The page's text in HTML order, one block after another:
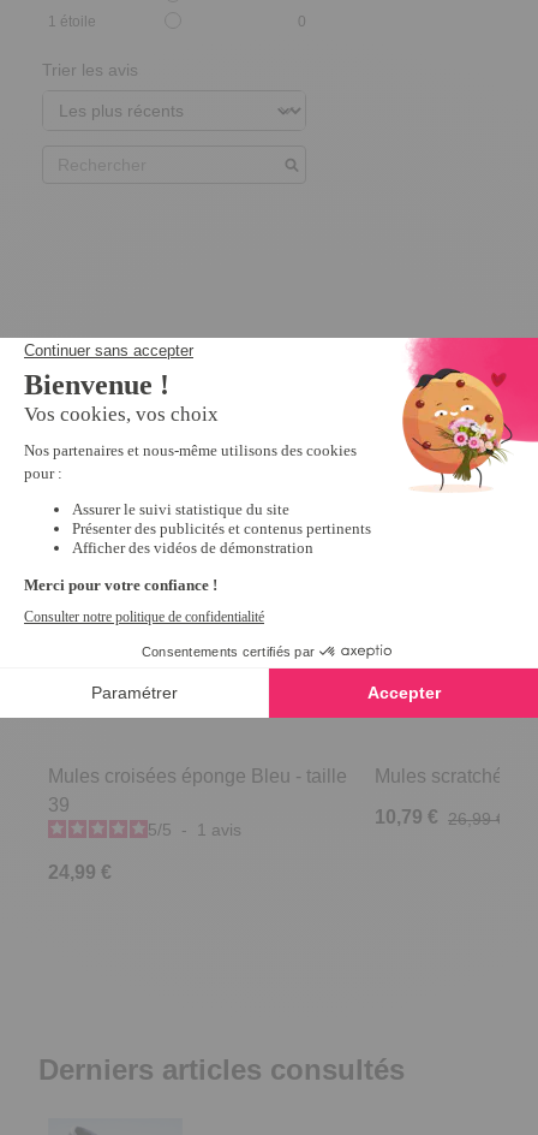
1 étoile 0
Trier les avis
Nous vous recommandons
Mules croisées éponge Bleu - taille
39
5/5 - 1 avis
24,99 €
Promo
Mules scratchées
10,79 € 26,99 €
Derniers articles consultés